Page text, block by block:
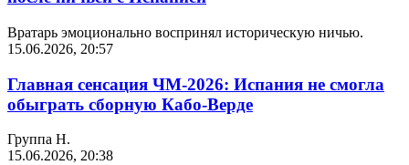
Вратарь эмоционально воспринял историческую ничью.
15.06.2026, 20:57
Главная сенсация ЧМ-2026: Испания не смогла
обыграть сборную Кабо-Верде
Группа Н.
15.06.2026, 20:38